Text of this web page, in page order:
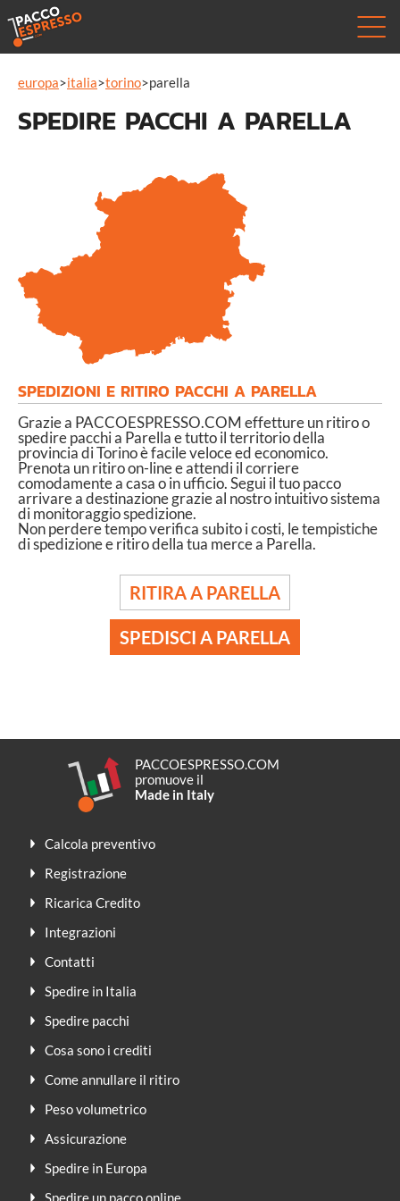
europa>italia>torino>parella
SPEDIRE PACCHI A PARELLA
SPEDIZIONI E RITIRO PACCHI A PARELLA
Grazie a PACCOESPRESSO.COM effetture un ritiro o
spedire pacchi a Parella e tutto il territorio della
provincia di Torino è facile veloce ed economico.
Prenota un ritiro on-line e attendi il corriere
comodamente a casa o in ufficio. Segui il tuo pacco
arrivare a destinazione grazie al nostro intuitivo sistema
di monitoraggio spedizione.
Non perdere tempo verifica subito i costi, le tempistiche
di spedizione e ritiro della tua merce a Parella.
RITIRA A PARELLA
SPEDISCI A PARELLA
PACCOESPRESSO.COM
promuove il
Made in Italy
Calcola preventivo
Registrazione
Ricarica Credito
Integrazioni
Contatti
Spedire in Italia
Spedire pacchi
Cosa sono i crediti
Come annullare il ritiro
Peso volumetrico
Assicurazione
Spedire in Europa
Spedire un pacco online